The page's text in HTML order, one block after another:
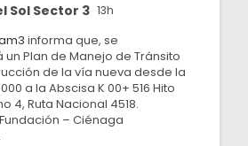
Sol Sector 3 13h
informa que, se
Plan de Manejo de Tránsito
de la vía nueva desde la
a la Abscisa K 00+ 516 Hito
4, Ruta Nacional 4518.
– Ciénaga